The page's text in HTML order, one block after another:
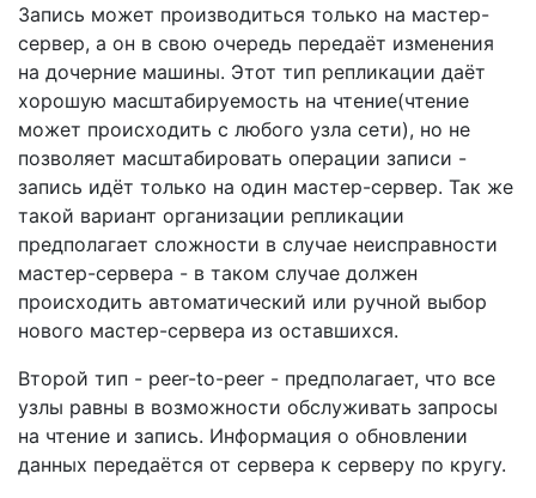
Запись может производиться только на мастер-
сервер, а он в свою очередь передаёт изменения
на дочерние машины. Этот тип репликации даёт
хорошую масштабируемость на чтение(чтение
может происходить с любого узла сети), но не
позволяет масштабировать операции записи -
запись идёт только на один мастер-сервер. Так же
такой вариант организации репликации
предполагает сложности в случае неисправности
мастер-сервера - в таком случае должен
происходить автоматический или ручной выбор
нового мастер-сервера из оставшихся.
Второй тип - peer-to-peer - предполагает, что все
узлы равны в возможности обслуживать запросы
на чтение и запись. Информация о обновлении
данных передаётся от сервера к серверу по кругу.